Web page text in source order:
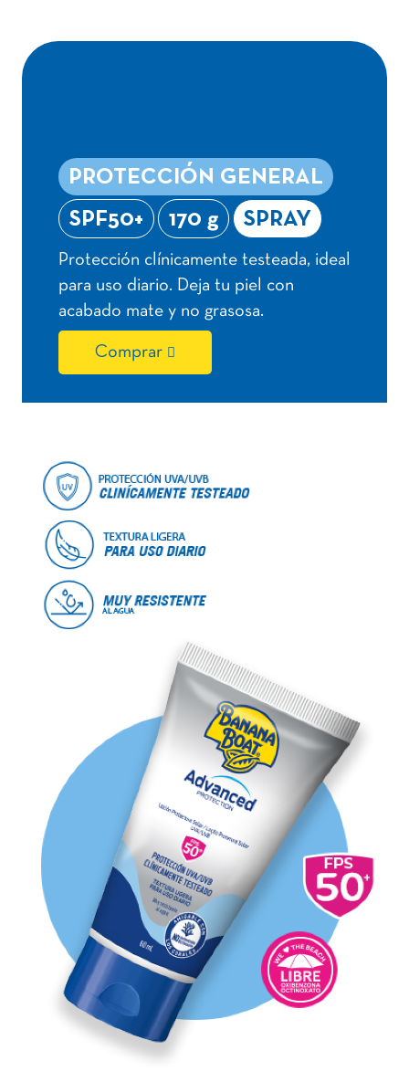
PROTECCIÓN GENERAL
SPF50+
170 g SPRAY
Protección clínicamente testeada, ideal
para uso diario. Deja tu piel con
acabado mate y no grasosa.
Comprar